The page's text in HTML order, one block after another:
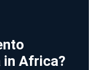
in Africa?